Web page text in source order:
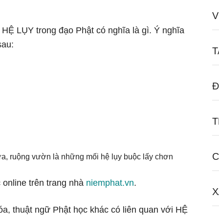
LỤY trong đạo Phật có nghĩa là gì. Ý nghĩa
ruộng vườn là những mối hệ lụy buộc lấy chơn
trên trang nhà niemphat.vn.
thuật ngữ Phật học khác có liên quan với HỆ